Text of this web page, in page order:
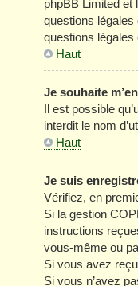
phpBB Limited et
questions légales
questions
Haut
Je souhaite
Il est possible
interdit le nom
Haut
Je suis
Vérifiez, en
Si la gestion
instructions
vous-même ou
Si vous avez
Si vous n’avez